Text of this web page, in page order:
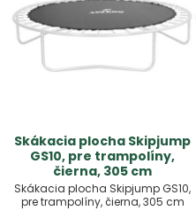
Skákacia plocha Skipjump
GS10, pre trampolíny,
čierna, 305 cm
Skákacia plocha Skipjump GS10,
pre trampolíny, čierna, 305 cm